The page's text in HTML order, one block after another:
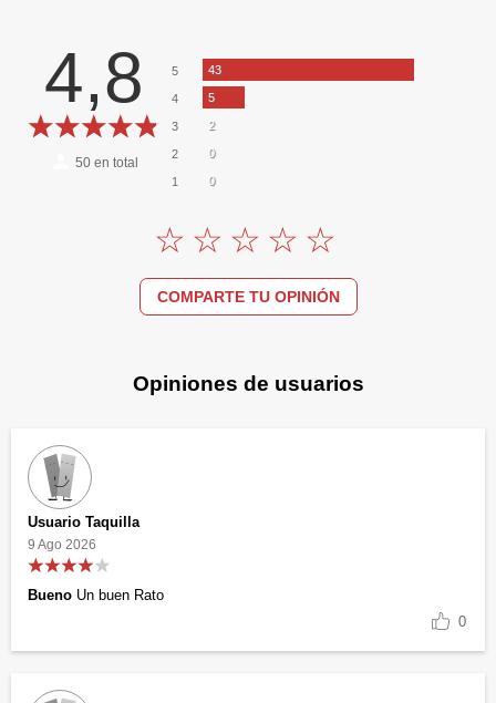
4,8
50 en total
5 43
4 5
3 2
2 0
1 0
COMPARTE TU OPINIÓN
Opiniones de usuarios
Usuario Taquilla
9 Ago 2026
Bueno Un buen Rato
0